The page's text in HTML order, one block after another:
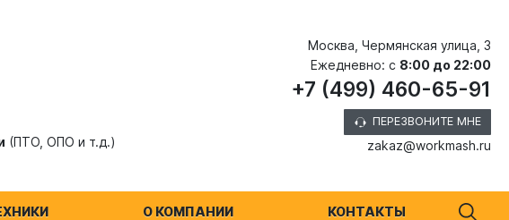
(ПТО, ОПО и т.д.)
Москва, Чермянская улица, 3
Ежедневно: с 8:00 до 22:00
+7 (499) 460-65-91
ПЕРЕЗВОНИТЕ МНЕ
zakaz@workmash.ru
О КОМПАНИИ КОНТАКТЫ